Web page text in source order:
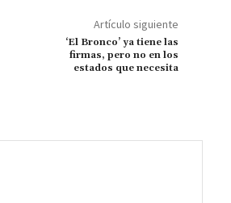
ge
r
m Li
n
k
Artículo siguiente
‘El Bronco’ ya tiene las
firmas, pero no en los
estados que necesita